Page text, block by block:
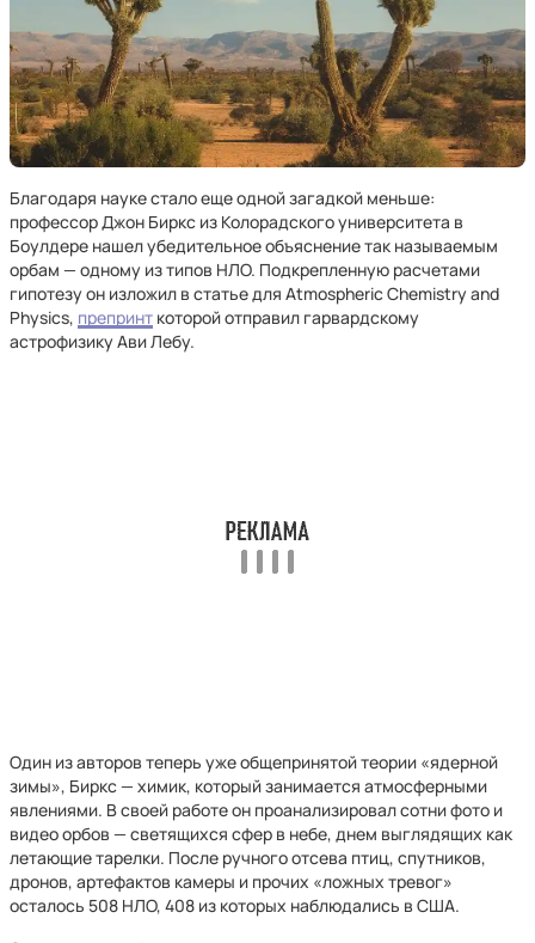
Благодаря науке стало еще одной загадкой меньше:
профессор Джон Биркс из Колорадского университета в
Боулдере нашел убедительное объяснение так называемым
орбам — одному из типов НЛО. Подкрепленную расчетами
гипотезу он изложил в статье для Atmospheric Chemistry and
Physics, препринт которой отправил гарвардскому
астрофизику Ави Лебу.
Один из авторов теперь уже общепринятой теории «ядерной
зимы», Биркс — химик, который занимается атмосферными
явлениями. В своей работе он проанализировал сотни фото и
видео орбов — светящихся сфер в небе, днем выглядящих как
летающие тарелки. После ручного отсева птиц, спутников,
дронов, артефактов камеры и прочих «ложных тревог»
осталось 508 НЛО, 408 из которых наблюдались в США.